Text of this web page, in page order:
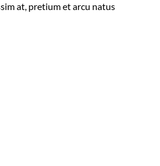
at, pretium et arcu natus